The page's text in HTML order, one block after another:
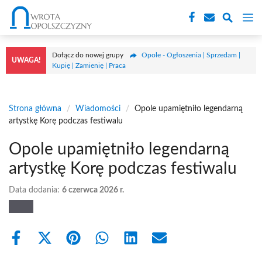
Przejdź
treści
UWAGA!
Dołącz do nowej grupy
Opole - Ogłoszenia | Sprzedam |
Kupię | Zamienię | Praca
Strona główna / Wiadomości /
Opole upamiętniło legendarną
artystkę Korę podczas festiwalu
Opole upamiętniło legendarną
artystkę Korę podczas festiwalu
Data dodania: 6 czerwca 2026 r.
Share
Share Share Share Share Share